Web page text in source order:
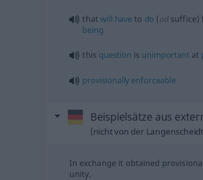
thatwill have to do (odsuffice)
being
this question is unimportant at
provisionally enforceable
Beispielsätze aus
(nicht von der
In exchange it obtained
unity.